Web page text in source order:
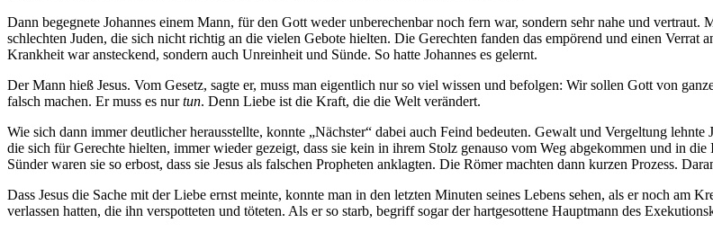
Dann begegnete Johannes einem Mann, für den Gott weder unberechenbar noch fern war, sondern sehr nahe und
schlechten Juden, die sich nicht richtig an die vielen Gebote hielten. Die Gerechten fanden das empörend und einen Verrat
Krankheit war ansteckend, sondern auch Unreinheit und Sünde. So hatte Johannes es gelernt.
Der Mann hieß Jesus. Vom Gesetz, sagte er, muss man eigentlich nur so viel wissen und befolgen: Wir sollen Gott von
falsch machen. Er muss es nurtun. Denn Liebe ist die Kraft, die die Welt verändert.
Wie sich dann immer deutlicher herausstellte, konnte „Nächster“ dabei auch Feind bedeuten. Gewalt und Vergeltung
die sich für Gerechte hielten, immer wieder gezeigt, dass sie kein in ihrem Stolz genauso vom Weg abgekommen und in
Sünder waren sie so erbost, dass sie Jesus als falschen Propheten anklagten. Die Römer machten dann kurzen Prozess.
Dass Jesus die Sache mit der Liebe ernst meinte, konnte man in den letzten Minuten seines Lebens sehen, als er noch am
verlassen hatten, die ihn verspotteten und töteten. Als er so starb, begriff sogar der hartgesottene Hauptmann des